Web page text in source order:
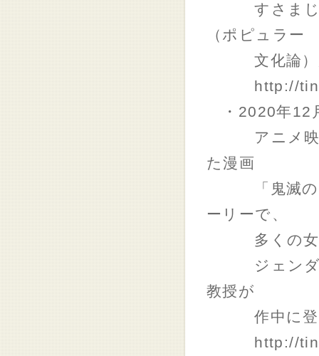
すさまじい
（ポピュラー
文化論）
http://
・2020年12
アニメ映画
た漫画
「鬼滅の刃
ーリーで、
多くの女性
ジェンダー
教授が
作中に登場
http://